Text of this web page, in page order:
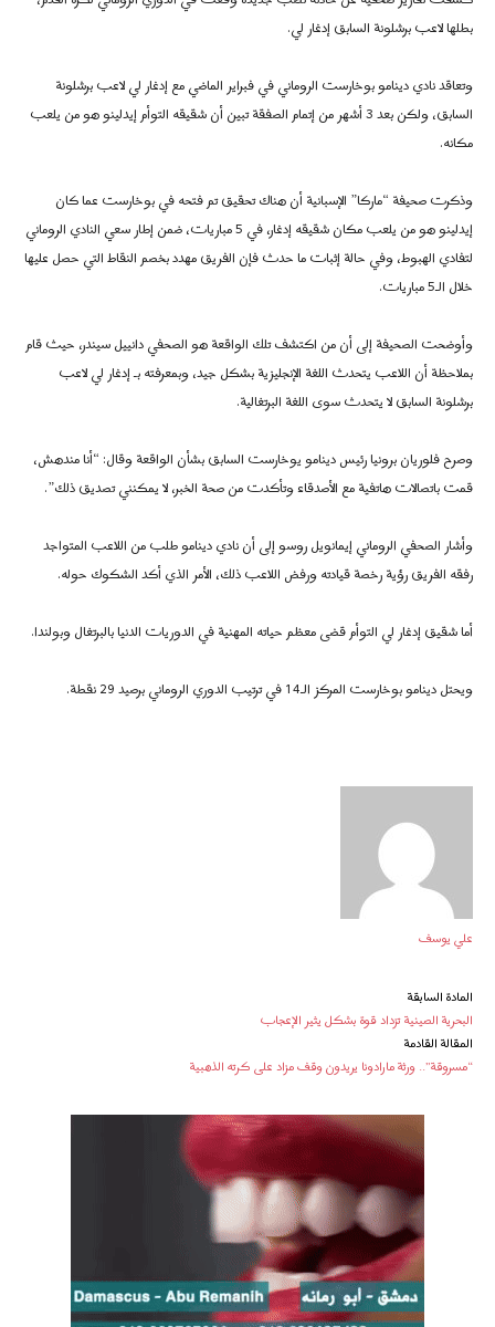
بطلها لاعب برشلونة السابق إدغار لي.
وتعاقد نادي دينامو بوخارست الروماني في فبراير الماضي مع إدغار لي لاعب برشلونة
السابق، ولكن بعد 3 أشهر من إتمام الصفقة تبين أن شقيقه التوأم إيدلينو هو من يلعب
مكانه.
وذكرت صحيفة “ماركا” الإسبانية أن هناك تحقيق تم فتحه في بوخارست عما كان
إيدلينو هو من يلعب مكان شقيقه إدغار، في 5 مباريات، ضمن إطار سعي النادي الروماني
لتفادي الهبوط، وفي حالة إثبات ما حدث فإن الفريق مهدد بخصم النقاط التي حصل عليها
خلال الـ5 مباريات.
وأوضحت الصحيفة إلى أن من اكتشف تلك الواقعة هو الصحفي دانييل سيندر، حيث قام
بملاحظة أن اللاعب يتحدث اللغة الإنجليزية بشكل جيد، وبمعرفته بـ إدغار لي لاعب
برشلونة السابق لا يتحدث سوى اللغة البرتغالية.
وصرح فلوريان برونيا رئيس دينامو يوخارست السابق بشأن الواقعة وقال: “أنا مندهش،
قمت باتصالات هاتفية مع الأصدقاء وتأكدت من صحة الخبر، لا يمكنني تصديق ذلك”.
وأشار الصحفي الروماني إيمانويل روسو إلى أن نادي دينامو طلب من اللاعب المتواجد
رفقه الفريق رؤية رخصة قيادته ورفض اللاعب ذلك، الأمر الذي أكد الشكوك حوله.
أما شقيق إدغار لي التوأم قضى معظم حياته المهنية في الدوريات الدنيا بالبرتغال وبولندا.
ويحتل دينامو بوخارست المركز الـ14 في ترتيب الدوري الروماني برصيد 29 نقطة.
علي يوسف
المادة السابقة
البحرية الصينية تزداد قوة بشكل يثير الإعجاب
المقالة القادمة
“مسروقة”.. ورثة مارادونا يريدون وقف مزاد على كرته الذهبية